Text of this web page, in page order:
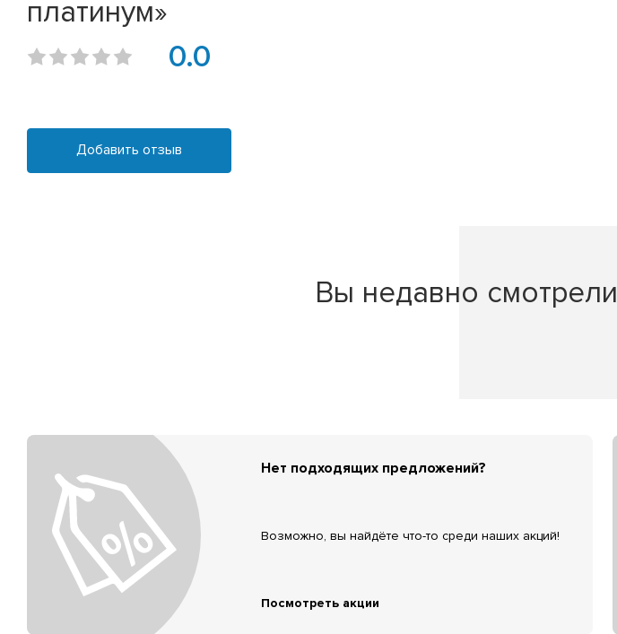
платинум»
0.0
Добавить отзыв
Вы недавно смотрели
Нет подходящих предложений?
Возможно, вы найдёте что-то среди наших акций!
Посмотреть акции